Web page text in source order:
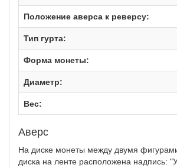
Положение аверса к реверсу:
Тип гурта:
Форма монеты:
Диаметр:
Вес:
Аверс
На диске монеты между двумя
диска на ленте расположена надпись: